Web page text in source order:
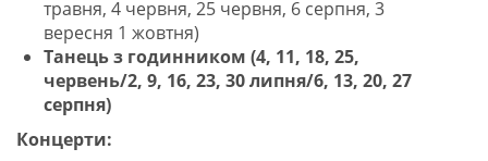
травня, 4 червня, 25 червня, 6 серпня, 3
вересня 1 жовтня)
Танець з годинником (4, 11, 18, 25,
червень/2, 9, 16, 23, 30 липня/6, 13, 20, 27
серпня)
Концерти: